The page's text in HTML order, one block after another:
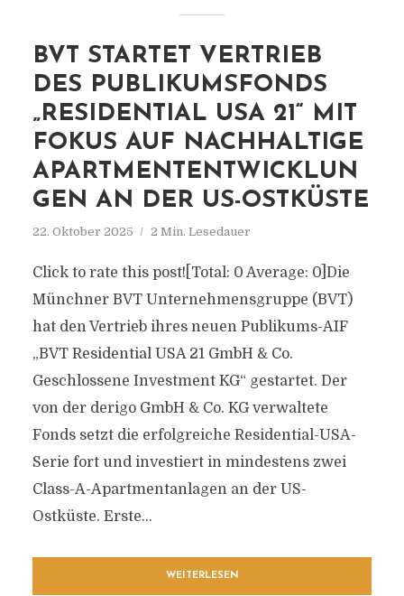
BVT STARTET VERTRIEB
DES PUBLIKUMSFONDS
„RESIDENTIAL USA 21“ MIT
FOKUS AUF NACHHALTIGE
APARTMENTENTWICKLUN
GEN AN DER US-OSTKÜSTE
22. Oktober 2025 2 Min. Lesedauer
Click to rate this post![Total: 0 Average: 0]Die
Münchner BVT Unternehmensgruppe (BVT)
hat den Vertrieb ihres neuen Publikums-AIF
„BVT Residential USA 21 GmbH & Co.
Geschlossene Investment KG“ gestartet. Der
von der derigo GmbH & Co. KG verwaltete
Fonds setzt die erfolgreiche Residential-USA-
Serie fort und investiert in mindestens zwei
Class-A-Apartmentanlagen an der US-
Ostküste. Erste...
WEITERLESEN